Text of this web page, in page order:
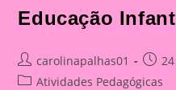
Educação
Post
author:
carolinapalhas01
Post
PostAtividades Pedagógicas